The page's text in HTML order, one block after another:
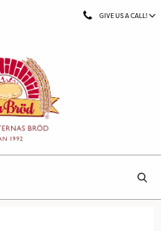
GIVE US A CALL!